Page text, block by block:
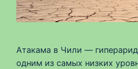
Атакама в Чили —
одним из самых низких